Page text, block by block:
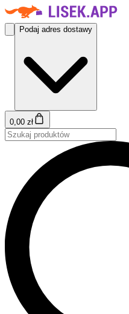
Podaj adres dostawy
0,00 zł